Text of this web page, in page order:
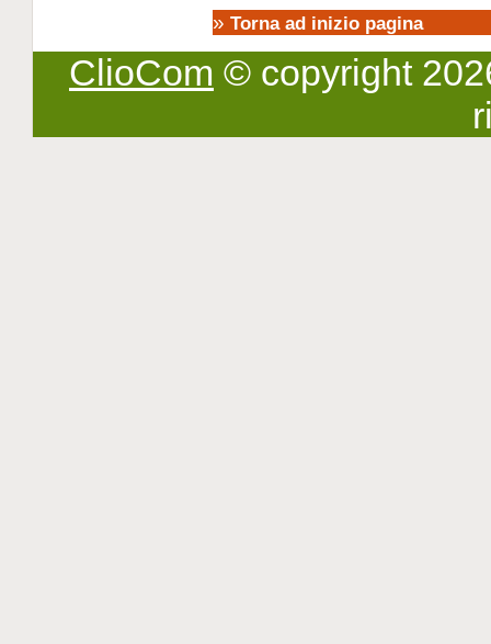
» Torna ad inizio pagina
ClioCom © copyright